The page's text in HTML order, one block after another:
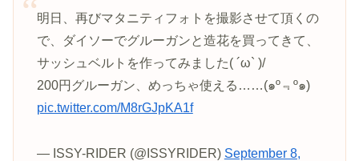
明日、再びマタニティフォトを撮影させて頂くの
で、ダイソーでグルーガンと造花を買ってきて、
サッシュベルトを作ってみました( ´ω` )/
200円グルーガン、めっちゃ使える……(๑º﹃º​๑)
pic.twitter.com/M8rGJpKA1f
— ISSY-RIDER (@ISSYRIDER) September 8,